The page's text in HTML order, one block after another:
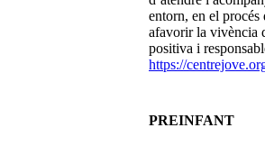
entorn, en el procés
afavorir la vivència
positiva i
https://
PREINFANT